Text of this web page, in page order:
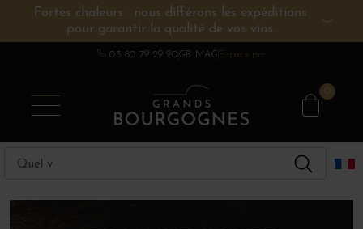
Fortes chaleurs : nous différons les expéditions
pour garantir la qualité de vos vins.
03 80 79 29 90GB MAG Espace pro
0
VINS DE BOURGOGNE
CHAMPAGNE
AUTRES RÉGIONS
SPIRITUEUX
DOMAINES